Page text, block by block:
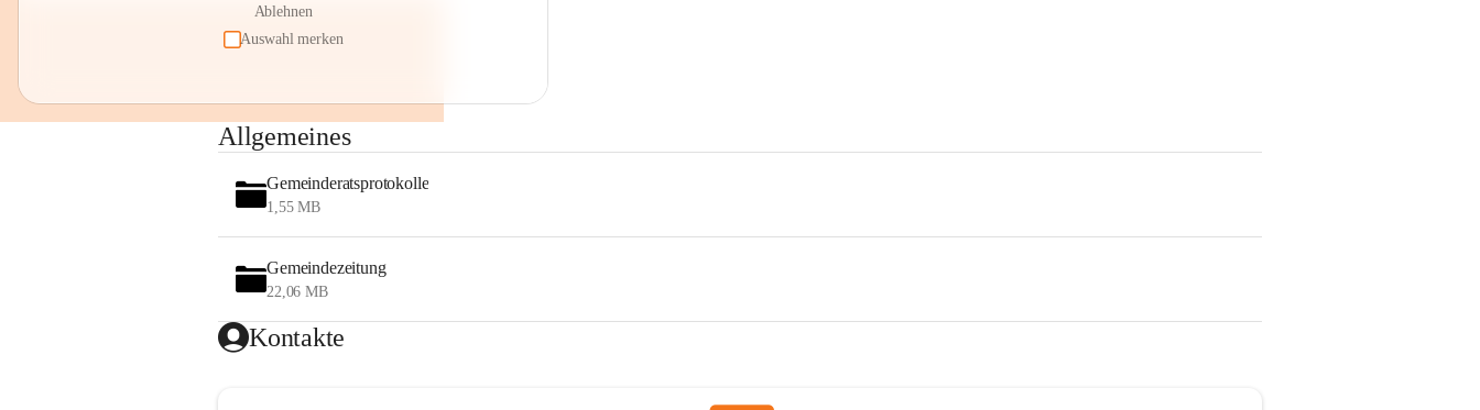
Ablehnen
Auswahl merken
Allgemeines
Gemeinderatsprotokolle
1,55 MB
Gemeindezeitung
22,06 MB
Kontakte